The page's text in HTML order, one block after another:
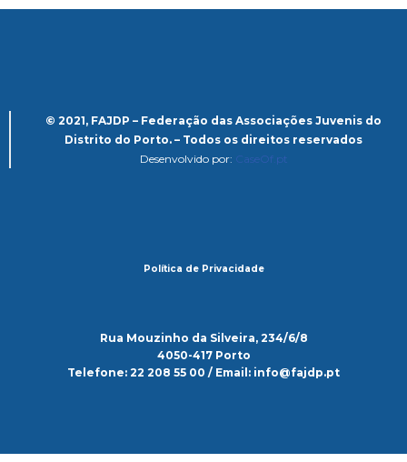
© 2021, FAJDP – Federação das Associações Juvenis do
Distrito do Porto. – Todos os direitos reservados
Desenvolvido por: CaseOf.pt
Política de Privacidade
Rua Mouzinho da Silveira, 234/6/8
4050-417 Porto
Telefone: 22 208 55 00 / Email: info@fajdp.pt